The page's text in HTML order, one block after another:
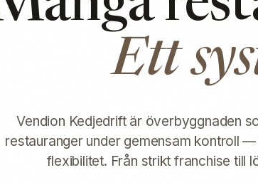
Ett
Vendion Kedjedrift är överbyggnaden
restauranger under gemensam kontroll
flexibilitet. Från strikt franchise till